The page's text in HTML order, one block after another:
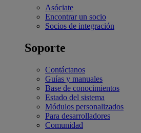
Asóciate
Encontrar un socio
Socios de integración
Soporte
Contáctanos
Guías y manuales
Base de conocimientos
Estado del sistema
Módulos personalizados
Para desarrolladores
Comunidad